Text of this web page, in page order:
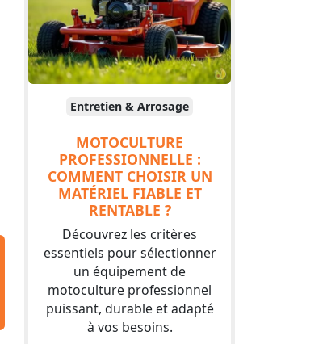
Entretien & Arrosage
MOTOCULTURE
PROFESSIONNELLE :
COMMENT CHOISIR UN
MATÉRIEL FIABLE ET
RENTABLE ?
Découvrez les critères
essentiels pour sélectionner
un équipement de
motoculture professionnel
puissant, durable et adapté
à vos besoins.